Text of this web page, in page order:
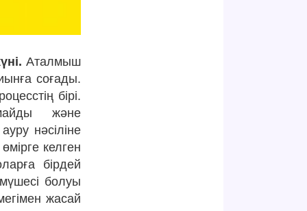
Аталмыш
соғады.
бірі.
және
нәсіліне
келген
бірдей
болуы
жасай